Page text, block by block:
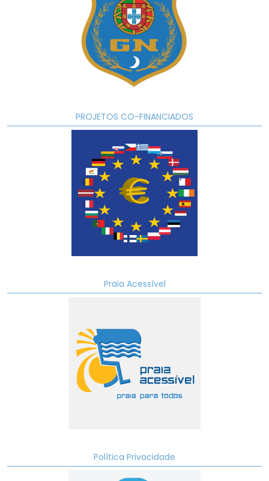
PROJETOS CO-FINANCIADOS
Praia Acessível
Política Privacidade